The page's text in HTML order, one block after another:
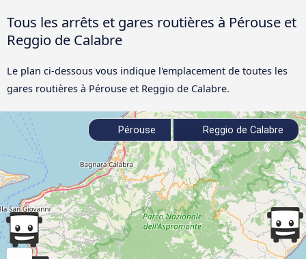
Tous les arrêts et gares routières à Pérouse et
Reggio de Calabre
Le plan ci-dessous vous indique l'emplacement de toutes les
gares routières à Pérouse et Reggio de Calabre.
Pérouse Reggio de Calabre